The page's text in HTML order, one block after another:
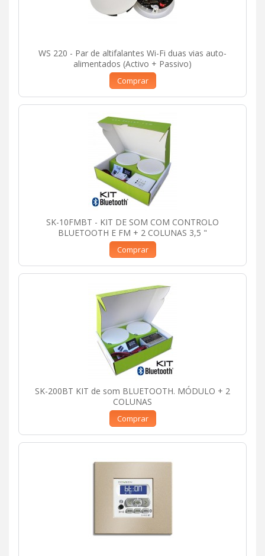
WS 220 - Par de altifalantes Wi-Fi duas vias auto-
alimentados (Activo + Passivo)
Comprar
SK-10FMBT - KIT DE SOM COM CONTROLO
BLUETOOTH E FM + 2 COLUNAS 3,5 "
Comprar
SK-200BT KIT de som BLUETOOTH. MÓDULO + 2
COLUNAS
Comprar